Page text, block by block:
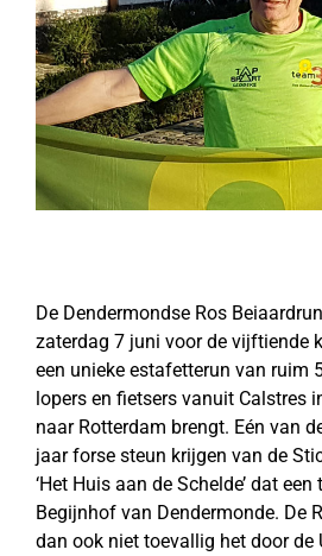
De Dendermondse Ros
zaterdag 7 juni voor de vijftiende
een unieke estafetterun van ruim
lopers en fietsers vanuit Calstres
naar Rotterdam brengt. Eén van
jaar forse steun krijgen van de
‘Het Huis aan de Schelde’ dat
Begijnhof van Dendermonde. De
dan ook niet toevallig het door de